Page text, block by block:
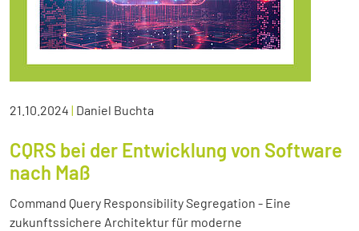
21.10.2024 | Daniel Buchta
CQRS bei der Entwicklung von Software
nach Maß
Command Query Responsibility Segregation - Eine
zukunftssichere Architektur für moderne